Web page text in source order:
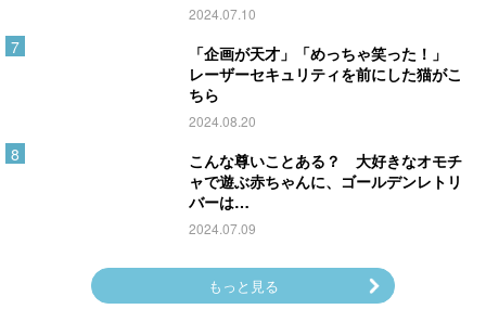
2024.07.10
「企画が天才」「めっちゃ笑った！」
レーザーセキュリティを前にした猫がこ
ちら
2024.08.20
こんな尊いことある？ 大好きなオモチ
ャで遊ぶ赤ちゃんに、ゴールデンレトリ
バーは…
2024.07.09
もっと見る